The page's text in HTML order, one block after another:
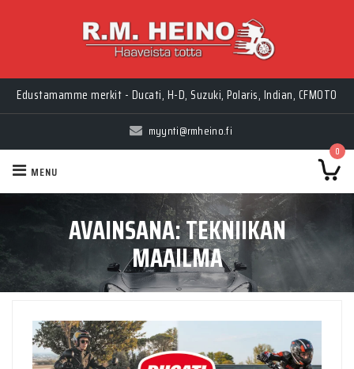
Edustamamme merkit - Ducati, H-D, Suzuki, Polaris, Indian, CFMOTO
myynti@rmheino.fi
0
MENU
AVAINSANA:TEKNIIKAN
MAAILMA